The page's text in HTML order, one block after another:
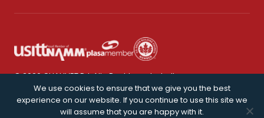
© 2026 CHAUVET DJ. Alle Rechte vorbehalten.
Datenschutz
We use cookies to ensure that we give you the best
experience on our website. If you continue to use this site we
will assume that you are happy with it.